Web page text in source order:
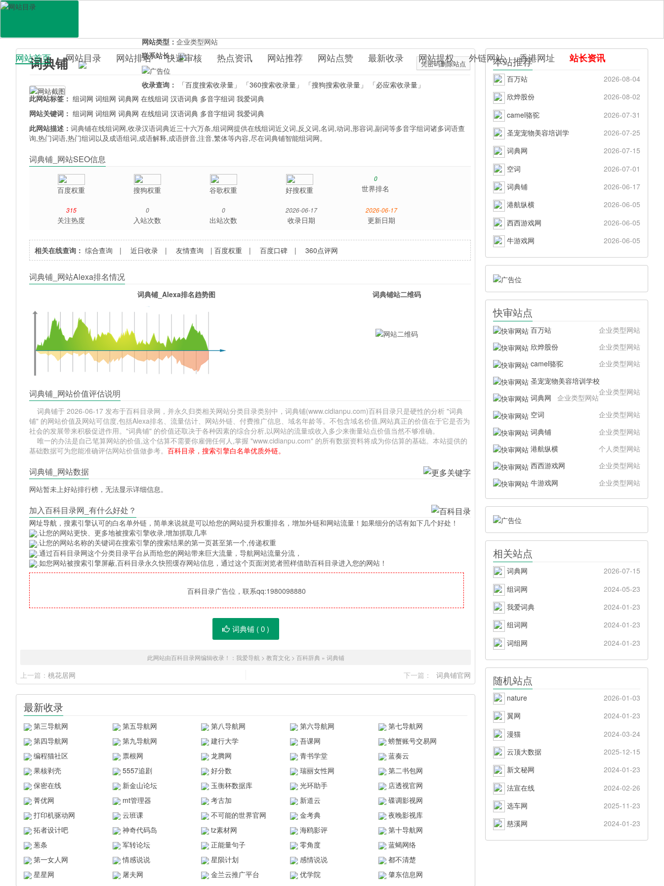
百科目录
网站首页 网站目录 网站排名 快速审核 热点资讯 网站推荐 网站点赞 最新收录 网站提权 外链网站 香港网址 站长资讯
词典铺 凭密码删除站点
网站类型：企业类型网站
联系站长：
收录查询： 「百度搜索收录量」 「360搜索收录量」 「搜狗搜索收录量」
「必应索收录量」
此网站标签： 组词网 词组网 词典网 在线组词 汉语词典 多音字组词 我爱词典
网站关键词： 组词网 词组网 词典网 在线组词 汉语词典 多音字组词 我爱词典
此网站描述：词典铺在线组词网,收录汉语词典近三十六万条,组词网提供在线组词近义词,反义词,名词,动词,形容词,副词等多音字组词诸多词语查
询,热门词语,热门组词以及成语组词,成语解释,成语拼音,注音,繁体等内容,尽在词典铺智能组词网。
词典铺_网站SEO信息
百度权重 搜狗权重 谷歌权重 好搜权重
0
世界排名
315
关注热度
0
入站次数
0
出站次数
2026-06-17
收录日期
2026-06-17
更新日期
相关在线查询： 综合查询 |近日收录 |友情查询 |百度权重 |百度口碑 |360点评网
词典铺_网站Alexa排名情况
词典铺_Alexa排名趋势图 词典铺站二维码
词典铺_网站价值评估说明
词典铺于 2026-06-17 发布于百科目录网，并永久归类相关网站分类目录类别中，词典铺(www.cidianpu.com)百科目录只是硬性的分析 "词典
铺" 的网站价值及网站可信度,包括Alexa排名、流量估计、网站外链、付费推广信息、域名年龄等。不包含域名价值,网站真正的价值在于它是否为
社会的发展带来积极促进作用。"词典铺" 的价值还取决于各种因素的综合分析,以网站的流量或收入多少来衡量站点价值当然不够准确。
唯一的办法是自己笔算网站的价值,这个估算不需要你雇佣任何人,掌握 "www.cidianpu.com" 的所有数据资料将成为你估算的基础。本站提供的
基础数据可为您能准确评估网站价值做参考。百科目录，搜索引擎白名单优质外链。
词典铺_网站数据
网站暂未上好站排行榜，无法显示详细信息。
加入百科目录网_有什么好处？
网址导航 ，搜素引擎认可的白名单外链，简单来说就是可以给您的网站提升权重排名，增加外链和网站流量！如果细分的话有如下几个好处！
.让您的网站更快、更多地被搜索引擎收录,增加抓取几率
.让您的网站名称的关键词在搜索引擎的搜索结果的第一页甚至第一个,传递权重
.通过百科目录网这个分类目录平台从而给您的网站带来巨大流量，导航网站流量分流，
.如您网站被搜索引擎屏蔽,百科目录永久快照缓存网站信息，通过这个页面浏览者照样借助百科目录进入您的网站！
百科目录广告位，联系qq:1980098880
词典铺 ( 0)
此网站由百科目录网编辑收录！： 我爱导航 > 教育文化> 百科辞典 » 词典铺
上一篇： 桃花居网 下一篇： 词典铺官网
最新收录
第三导航网 第五导航网 第八导航网 第六导航网
第七导航网
第四导航网
第九导航网 建行大学 吾课网
螃蟹账号交易网
编程猫社区
票根网 龙腾网 青书学堂
蓝奏云
果核剥壳
5557追剧 好分数 瑞丽女性网
第二书包网
保密在线
新金山论坛 玉衡杯数据库 光环助手
店透视官网
菁优网
mt管理器 考古加 新道云
碟调影视网
打印机驱动网
云班课 不可能的世界官网 金考典
夜晚影视库
拓者设计吧
神奇代码岛 tz素材网 海鸥影评
第十导航网
葱条
军转论坛 正能量句子 零角度
蓝蝎网络
第一女人网
情感说说 星陨计划 感情说说
都不清楚
星星网
屠夫网 金兰云推广平台 优学院 肇东信息网
本站推荐
百万站
2026-08-04
欣烨股份
2026-08-02
camel骆驼
2026-07-31
圣宠宠物美容培训学
2026-07-25
词典网
2026-07-15
空词
2026-07-01
词典铺
2026-06-17
港航纵横
2026-06-05
西西游戏网
2026-06-05
牛游戏网
2026-06-05
快审站点
百万站
企业类型网站
欣烨股份
企业类型网站
camel骆驼
企业类型网站
圣宠宠物美容培训学校
企业类型网站
词典网
企业类型网站
空词
企业类型网站
词典铺
企业类型网站
港航纵横
个人类型网站
西西游戏网
企业类型网站
牛游戏网
企业类型网站
相关站点
词典网
2026-07-15
组词网
2024-05-23
我爱词典
2024-01-23
组词网
2024-01-23
词组网
2024-01-23
随机站点
nature
2026-01-03
翼网
2024-01-23
漫猫
2024-03-24
云顶大数据
2025-12-15
新文秘网
2024-01-23
法宣在线
2024-02-26
选车网
2025-11-23
慈溪网
2024-01-23